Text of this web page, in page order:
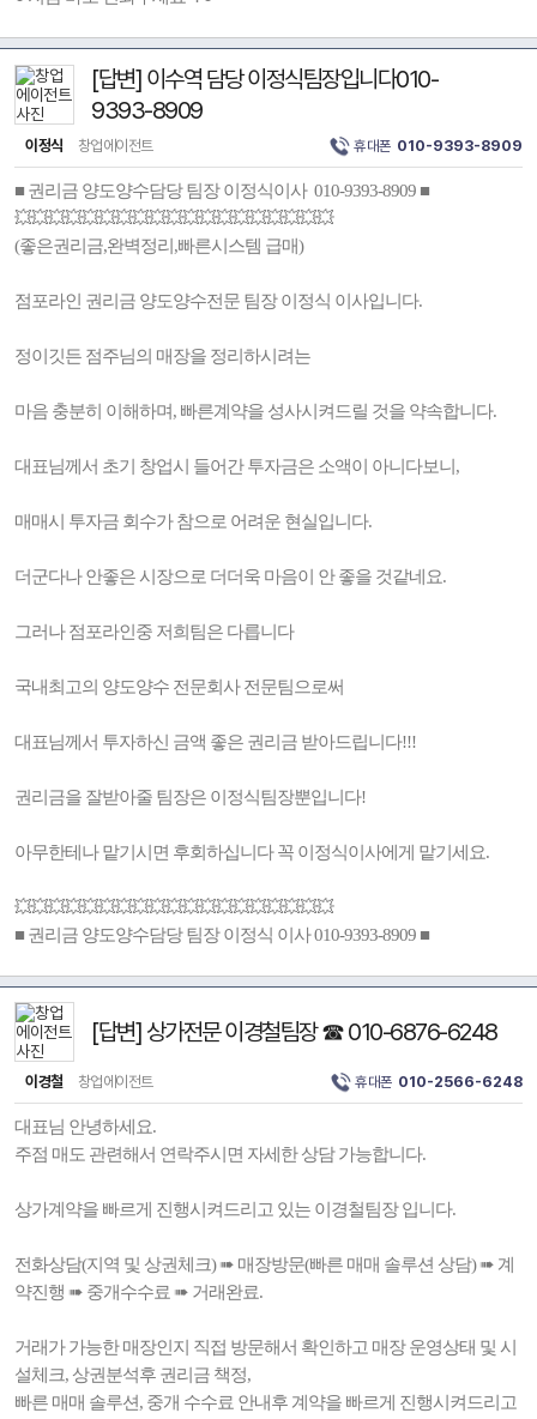
[답변] 이수역 담당 이정식팀장입니다010-
9393-8909
이정식 창업에이전트 휴대폰 010-9393-8909
■ 권리금 양도양수담당 팀장 이정식이사 010-9393-8909 ■
💥💥💥💥💥💥💥💥💥💥💥💥💥💥💥💥💥💥💥
(좋은권리금,완벽정리,빠른시스템 급매)
점포라인 권리금 양도양수전문 팀장 이정식 이사입니다.
정이깃든 점주님의 매장을 정리하시려는
마음 충분히 이해하며, 빠른계약을 성사시켜드릴 것을 약속합니다.
대표님께서 초기 창업시 들어간 투자금은 소액이 아니다보니,
매매시 투자금 회수가 참으로 어려운 현실입니다.
더군다나 안좋은 시장으로 더더욱 마음이 안 좋을 것같네요.
그러나 점포라인중 저희팀은 다릅니다
국내최고의 양도양수 전문회사 전문팀으로써
대표님께서 투자하신 금액 좋은 권리금 받아드립니다!!!
권리금을 잘받아줄 팀장은 이정식팀장뿐입니다!
아무한테나 맡기시면 후회하십니다 꼭 이정식이사에게 맡기세요.
💥💥💥💥💥💥💥💥💥💥💥💥💥💥💥💥💥💥💥
■ 권리금 양도양수담당 팀장 이정식 이사 010-9393-8909 ■
[답변] 상가전문 이경철팀장 ☎ 010-6876-6248
이경철 창업에이전트 휴대폰 010-2566-6248
대표님 안녕하세요.
주점 매도 관련해서 연락주시면 자세한 상담 가능합니다.
상가계약을 빠르게 진행시켜드리고 있는 이경철팀장 입니다.
전화상담(지역 및 상권체크) ➠ 매장방문(빠른 매매 솔루션 상담) ➠ 계
약진행 ➠ 중개수수료 ➠ 거래완료.
거래가 가능한 매장인지 직접 방문해서 확인하고 매장 운영상태 및 시
설체크, 상권분석후 권리금 책정,
빠른 매매 솔루션, 중개 수수료 안내후 계약을 빠르게 진행시켜드리고